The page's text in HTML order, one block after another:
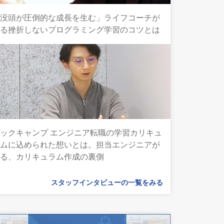
頭が圧倒的な成長を生む」ライフコーチが
挫折しないプログラミング学習のコツとは
クキャンプ エンジニア転職の学習カリキュ
に込められた想いとは。担当エンジニアが
、カリキュラム作成の裏側
スタッフインタビューの一覧をみる